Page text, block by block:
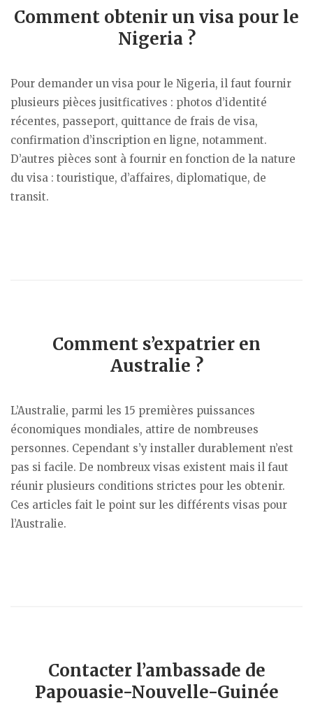
Comment obtenir un visa pour le
Nigeria ?
Pour demander un visa pour le Nigeria, il faut fournir
plusieurs pièces jusitficatives : photos d’identité
récentes, passeport, quittance de frais de visa,
confirmation d’inscription en ligne, notamment.
D’autres pièces sont à fournir en fonction de la nature
du visa : touristique, d’affaires, diplomatique, de
transit.
Comment s’expatrier en
Australie ?
L’Australie, parmi les 15 premières puissances
économiques mondiales, attire de nombreuses
personnes. Cependant s’y installer durablement n’est
pas si facile. De nombreux visas existent mais il faut
réunir plusieurs conditions strictes pour les obtenir.
Ces articles fait le point sur les différents visas pour
l’Australie.
Contacter l’ambassade de
Papouasie-Nouvelle-Guinée